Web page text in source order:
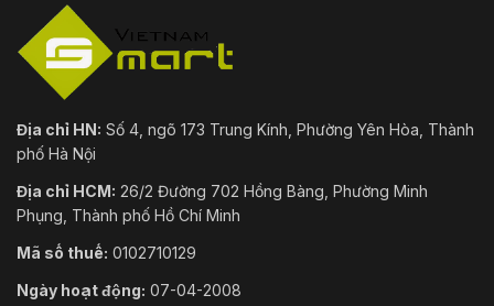
Làm mờ
sương
Điện tử
Thu
phóng kỹ
thuật số
32×
Xoay hình
ảnh
180°
Che giấu
tư
Có thể thiết lập tối đa 24 khu
trong cùng một chế độ xem.
Địa chỉ HN: Số 4, ngõ 173 Trung Kính, Phường Yên Hòa, Thành
phố Hà Nội
Địa chỉ HCM: 26/2 Đường 702 Hồng Bàng, Phường Minh
Phụng, Thành phố Hồ Chí Minh
Mã số thuế: 0102710129
Ngày hoạt động: 07-04-2008